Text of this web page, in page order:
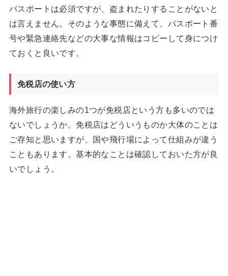
パスポートは必須ですが、盗まれたりすることがないと
は言えません。そのような事態に備えて、パスポート番
号や緊急連絡先などの大事な情報はコピーして身につけ
ておくと良いです。
免税店の使い方
海外旅行の楽しみの1つが免税店という方も多いのでは
ないでしょうか。免税店はどういうものか大体のことは
ご存知と思いますが、国や飛行場によって仕組みが違う
こともあります。基本的なことは確認しておいた方が良
いでしょう。